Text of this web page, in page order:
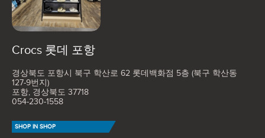
Crocs 롯데 포항
경상북도 포항시 북구 학산로 62 롯데백화점 5층 (북구 학산동
127-9번지)
포항, 경상북도 37718
054-230-1558
SHOP IN SHOP